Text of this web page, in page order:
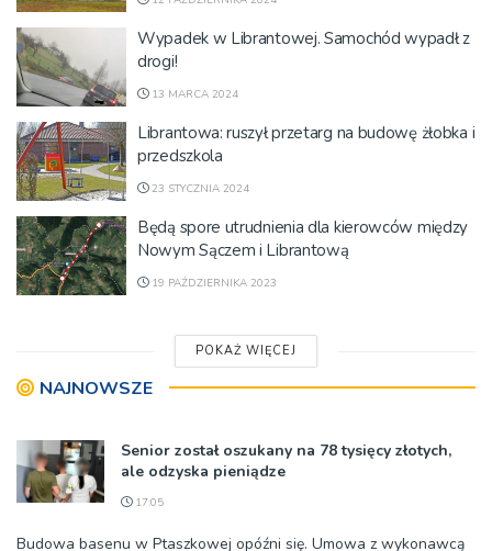
Wypadek w Librantowej. Samochód wypadł z
drogi!
13 MARCA 2024
Librantowa: ruszył przetarg na budowę żłobka i
przedszkola
23 STYCZNIA 2024
Będą spore utrudnienia dla kierowców między
Nowym Sączem i Librantową
19 PAŹDZIERNIKA 2023
POKAŻ WIĘCEJ
NAJNOWSZE
Senior został oszukany na 78 tysięcy złotych,
ale odzyska pieniądze
17:05
Budowa basenu w Ptaszkowej opóźni się. Umowa z wykonawcą